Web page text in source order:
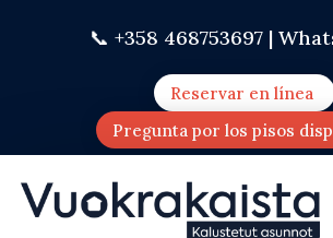
📞 +358 468753697 |
Reservar en línea
Pregunta por los pisos